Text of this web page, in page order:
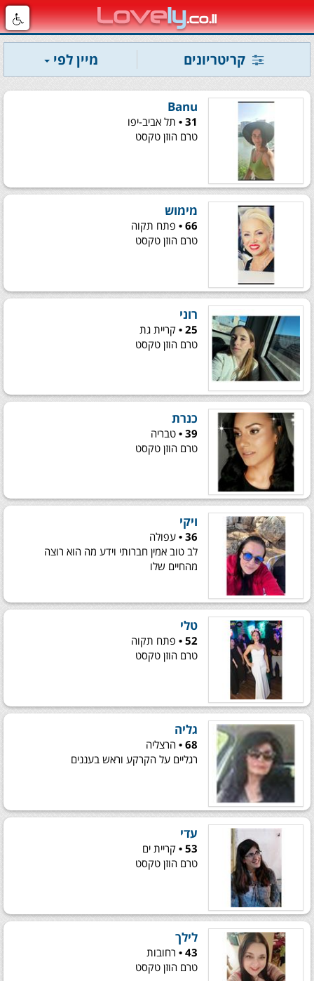
קריטריונים מיין לפי
Banu
31 •
תל אביב-יפו
טרם הוזן טקסט
מימוש
66 •
פתח תקוה
טרם הוזן טקסט
רוני
25 •
קריית גת
טרם הוזן טקסט
כנרת
39 •
טבריה
טרם הוזן טקסט
ויקי
36 •
עפולה
לב טוב אמין חברותי וידע מה הוא רוצה
מהחיים שלו
טלי
52 •
פתח תקוה
טרם הוזן טקסט
גליה
68 •
הרצליה
רגליים על הקרקע וראש בעננים
עדי
53 •
קריית ים
טרם הוזן טקסט
לילך
43 •
רחובות
טרם הוזן טקסט